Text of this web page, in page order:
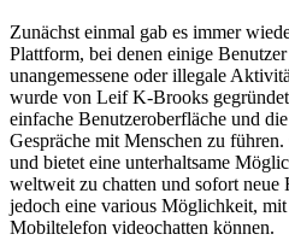
Zunächst einmal gab es immer
Plattform, bei denen einige
unangemessene oder illegale
wurde von Leif K-Brooks
einfache Benutzeroberfläche und
Gespräche mit Menschen zu
und bietet eine unterhaltsame
weltweit zu chatten und sofort neue
jedoch eine various Möglichkeit,
Mobiltelefon videochatten können.